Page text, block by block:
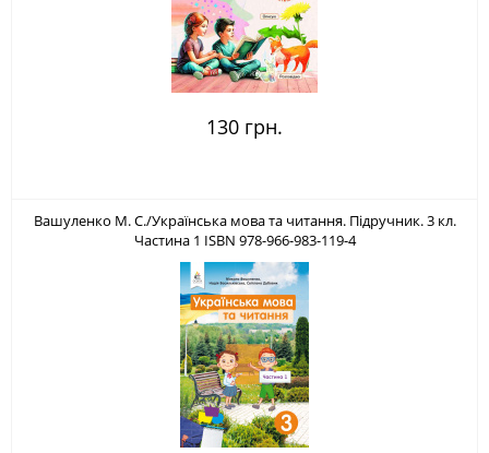
130 грн.
Вашуленко М. С./Українська мова та читання. Підручник. 3 кл.
Частина 1 ISBN 978-966-983-119-4